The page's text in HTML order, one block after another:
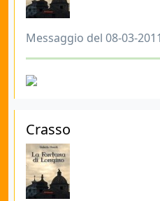
Messaggio del 08-03-
Crasso